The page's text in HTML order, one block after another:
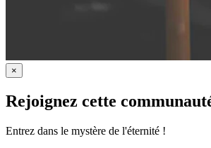
×
Rejoignez cette
Entrez dans le mystère de l'éternité !